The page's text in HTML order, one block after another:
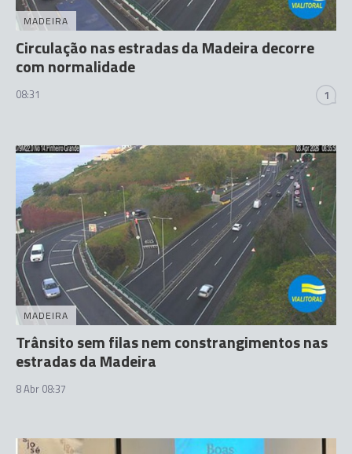
MADEIRA
Circulação nas estradas da Madeira decorre
com normalidade
08:31 1
MADEIRA
Trânsito sem filas nem constrangimentos nas
estradas da Madeira
8 Abr 08:37